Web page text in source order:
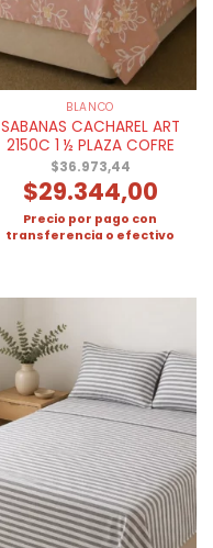
BLANCO
SABANAS CACHAREL ART
2150C 1 ½ PLAZA COFRE
$36.973,44
$29.344,00
Precio por pago con
transferencia o efectivo